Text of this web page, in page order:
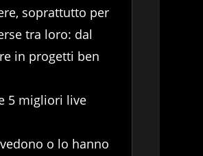
soprattutto per
tra loro: dal
in progetti ben
5 migliori live
o lo hanno